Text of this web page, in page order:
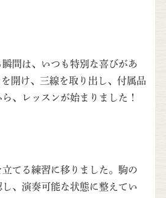
間は、いつも特別な喜びがあ
開け、三線を取り出し、付属品
、レッスンが始まりました！
てる練習に移りました。駒の
、演奏可能な状態に整えてい